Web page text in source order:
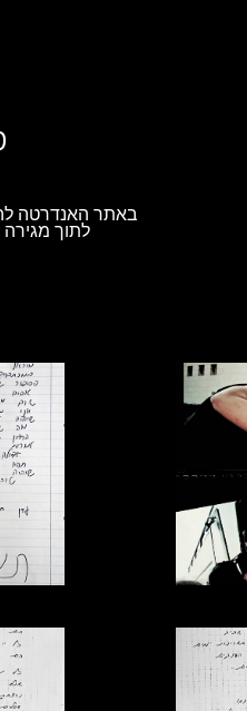
באתר האנדרטה
לתוך מגירה